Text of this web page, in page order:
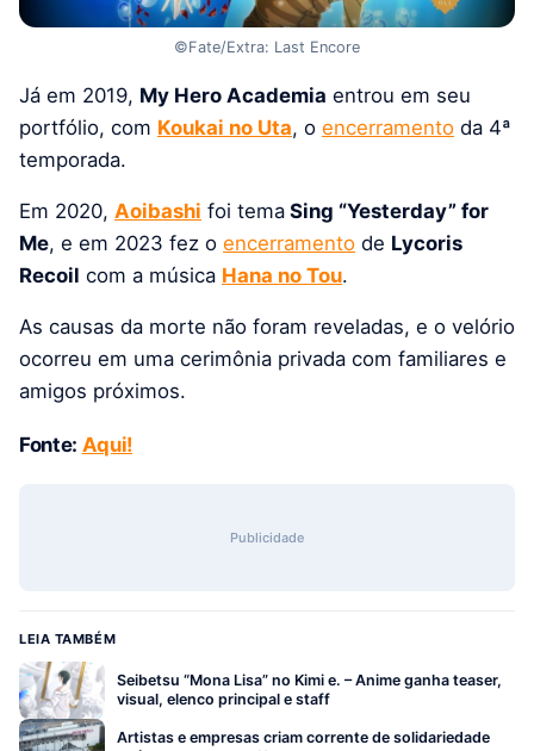
©Fate/Extra: Last Encore
Já em 2019, My Hero Academia entrou em seu
portfólio, com Koukai no Uta, o encerramento da 4ª
temporada.
Em 2020, Aoibashi foi tema Sing “Yesterday” for
Me, e em 2023 fez o encerramento de Lycoris
Recoil com a música Hana no Tou.
As causas da morte não foram reveladas, e o velório
ocorreu em uma cerimônia privada com familiares e
amigos próximos.
Fonte: Aqui!
Publicidade
LEIA TAMBÉM
Seibetsu “Mona Lisa” no Kimi e. – Anime ganha teaser,
visual, elenco principal e staff
Artistas e empresas criam corrente de solidariedade